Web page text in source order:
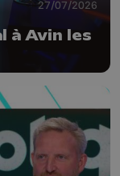
27/07/2026
à Avin les